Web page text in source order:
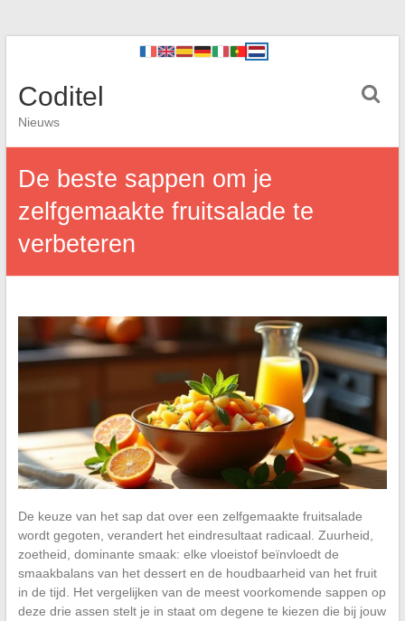
Coditel
Nieuws
De beste sappen om je
zelfgemaakte fruitsalade te
verbeteren
De keuze van het sap dat over een zelfgemaakte fruitsalade
wordt gegoten, verandert het eindresultaat radicaal. Zuurheid,
zoetheid, dominante smaak: elke vloeistof beïnvloedt de
smaakbalans van het dessert en de houdbaarheid van het fruit
in de tijd. Het vergelijken van de meest voorkomende sappen op
deze drie assen stelt je in staat om degene te kiezen die bij jouw